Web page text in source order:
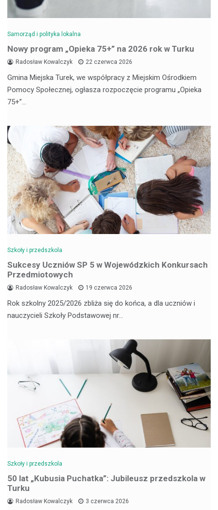
Samorząd i polityka lokalna
Nowy program „Opieka 75+” na 2026 rok w Turku
Radosław Kowalczyk 22 czerwca 2026
Gmina Miejska Turek, we współpracy z Miejskim Ośrodkiem
Pomocy Społecznej, ogłasza rozpoczęcie programu „Opieka
75+”…
Szkoły i przedszkola
Sukcesy Uczniów SP 5 w Wojewódzkich Konkursach
Przedmiotowych
Radosław Kowalczyk 19 czerwca 2026
Rok szkolny 2025/2026 zbliża się do końca, a dla uczniów i
nauczycieli Szkoły Podstawowej nr…
Szkoły i przedszkola
50 lat „Kubusia Puchatka”: Jubileusz przedszkola w
Turku
Radosław Kowalczyk 3 czerwca 2026